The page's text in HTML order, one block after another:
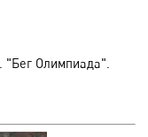
Олимпиада".